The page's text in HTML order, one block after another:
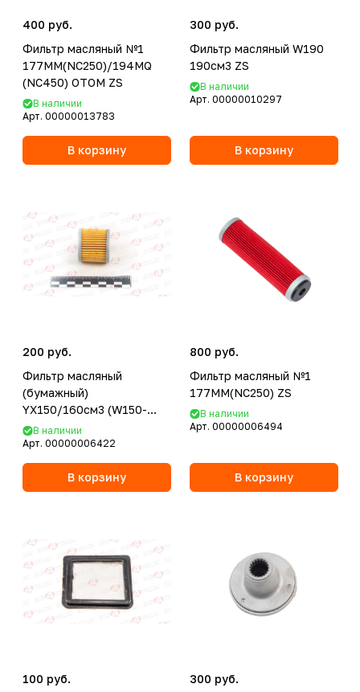
400 руб.
Фильтр масляный №1
177MM(NC250)/194MQ
(NC450) OTOM ZS
В наличии
Арт. 00000013783
В корзину
300 руб.
Фильтр масляный W190
190см3 ZS
В наличии
Арт. 00000010297
В корзину
200 руб.
Фильтр масляный
(бумажный)
YX150/160см3 (W150-
2/W150-5/W160-2)
В наличии
Арт. 00000006422
В корзину
800 руб.
Фильтр масляный №1
177MM(NC250) ZS
В наличии
Арт. 00000006494
В корзину
100 руб.
300 руб.